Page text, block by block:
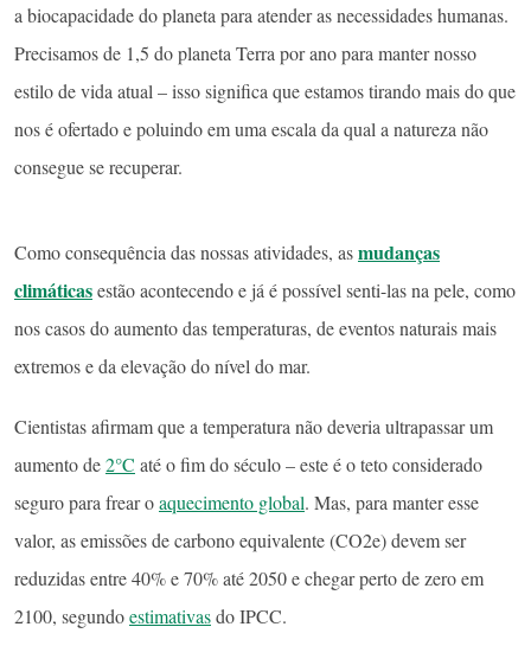
a biocapacidade do planeta para atender as necessidades humanas.
Precisamos de 1,5 do planeta Terra por ano para manter nosso
estilo de vida atual – isso significa que estamos tirando mais do que
nos é ofertado e poluindo em uma escala da qual a natureza não
consegue se recuperar.
Como consequência das nossas atividades, asmudanças
climáticasestão acontecendo e já é possível senti-las na pele, como
nos casos do aumento das temperaturas, de eventos naturais mais
extremos e da elevação do nível do mar.
Cientistas afirmam que a temperatura não deveria ultrapassar um
aumento de2°C até o fim do século – este é o teto considerado
seguro para frear oaquecimento global. Mas, para manter esse
valor, as emissões de carbono equivalente (CO2e) devem ser
reduzidas entre 40% e 70% até 2050 e chegar perto de zero em
2100, segundoestimativasdo IPCC.